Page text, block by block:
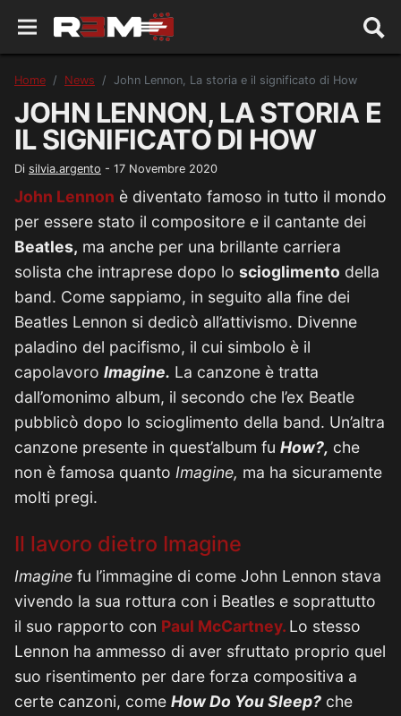
Home News John Lennon, La storia e il significato di How
JOHN LENNON, LA STORIA E
IL SIGNIFICATO DI HOW
Di silvia.argento - 17 Novembre 2020
John Lennon è diventato famoso in tutto il mondo
per essere stato il compositore e il cantante dei
Beatles, ma anche per una brillante carriera
solista che intraprese dopo lo scioglimento della
band. Come sappiamo, in seguito alla fine dei
Beatles Lennon si dedicò all’attivismo. Divenne
paladino del pacifismo, il cui simbolo è il
capolavoro Imagine. La canzone è tratta
dall’omonimo album, il secondo che l’ex Beatle
pubblicò dopo lo scioglimento della band. Un’altra
canzone presente in quest’album fu How?, che
non è famosa quanto Imagine, ma ha sicuramente
molti pregi.
Il lavoro dietro Imagine
Imagine fu l’immagine di come John Lennon stava
vivendo la sua rottura con i Beatles e soprattutto
il suo rapporto con Paul McCartney. Lo stesso
Lennon ha ammesso di aver sfruttato proprio quel
suo risentimento per dare forza compositiva a
certe canzoni, come How Do You Sleep? che